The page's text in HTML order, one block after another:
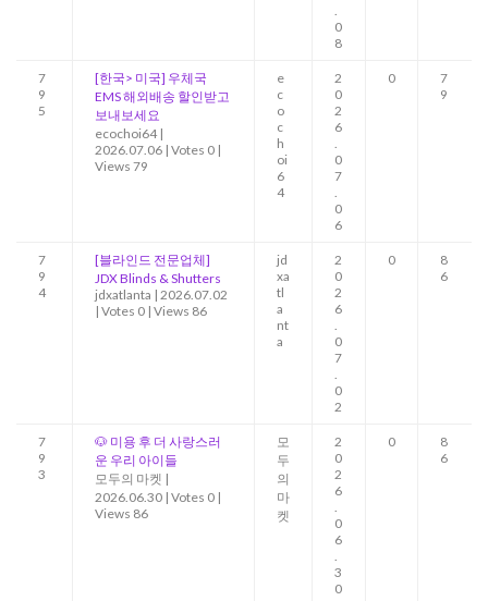
0
8
7
9
5
[한국> 미국] 우체국
EMS 해외배송 할인받고
보내보세요
ecochoi64 |
2026.07.06 | Votes 0 |
Views 79
e
c
o
c
h
oi
6
4
2
0
2
6
0
7
0
6
0
7
9
7
9
4
[블라인드 전문업체]
JDX Blinds & Shutters
jdxatlanta | 2026.07.02
| Votes 0 | Views 86
jd
xa
tl
a
nt
a
2
0
2
6
0
7
0
2
0
8
6
7
9
3
🐶 미용 후 더 사랑스러
운 우리 아이들
모두의 마켓 |
2026.06.30 | Votes 0 |
Views 86
모
두
의
마
켓
2
0
2
6
0
6
3
0
0
8
6